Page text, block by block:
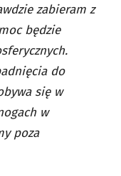
zabieram z
będzie
do
się w
w
poza